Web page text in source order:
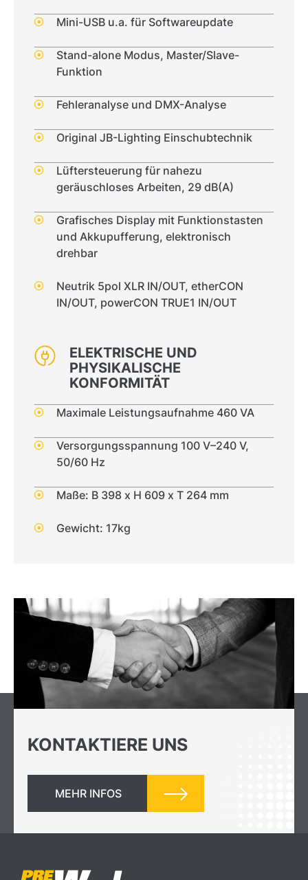
Mini-USB u.a. für Softwareupdate
Stand-alone Modus, Master/Slave-
Funktion
Fehleranalyse und DMX-Analyse
Original JB-Lighting Einschubtechnik
Lüftersteuerung für nahezu
geräuschloses Arbeiten, 29 dB(A)
Grafisches Display mit Funktionstasten
und Akkupufferung, elektronisch
drehbar
Neutrik 5pol XLR IN/OUT, etherCON
IN/OUT, powerCON TRUE1 IN/OUT
ELEKTRISCHE UND
PHYSIKALISCHE
KONFORMITÄT
Maximale Leistungsaufnahme 460 VA
Versorgungsspannung 100 V–240 V,
50/60 Hz
Maße: B 398 x H 609 x T 264 mm
Gewicht: 17kg
KONTAKTIERE UNS
MEHR INFOS